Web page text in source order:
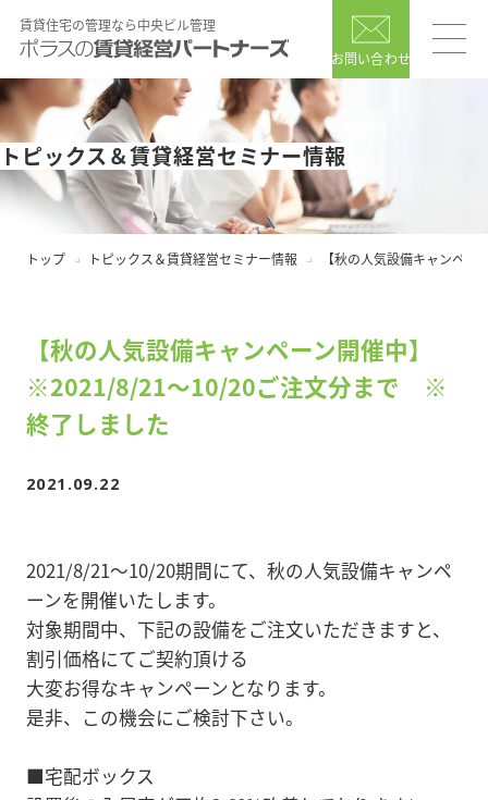
賃貸住宅の管理なら中央ビル管理
お問い合わせ
トピックス＆賃貸経営セミナー情報
トップ トピックス＆賃貸経営セミナー情報 【秋の人気設備キャンペ
【秋の人気設備キャンペーン開催中】
※2021/8/21～10/20ご注文分まで ※
終了しました
2021.09.22
2021/8/21～10/20期間にて、秋の人気設備キャンペ
ーンを開催いたします。
対象期間中、下記の設備をご注文いただきますと、
割引価格にてご契約頂ける
大変お得なキャンペーンとなります。
是非、この機会にご検討下さい。
■宅配ボックス